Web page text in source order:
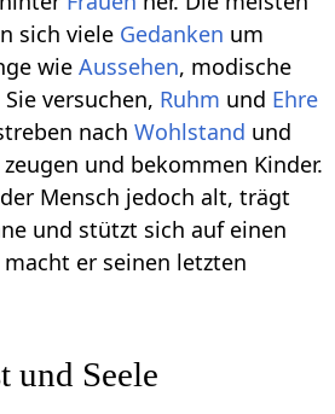
sich viele Gedanken um
wieAussehen, modische
versuchen, Ruhm und Ehre
nachWohlstand und
zeugen und bekommen Kinder.
Mensch jedoch alt, trägt
und stützt sich auf einen
er seinen letzten
und Seele